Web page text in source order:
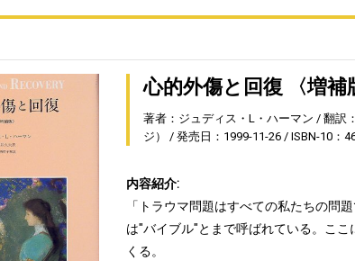
心的外傷と回復 〈増補
著者：ジュディス・L・ハーマン 翻訳
ジ）
発売日：1999-11-26 ISBN-10：
内容紹介:
「トラウマ問題はすべての私たちの問
は"バイブル"とまで呼ばれている。こ
くる。